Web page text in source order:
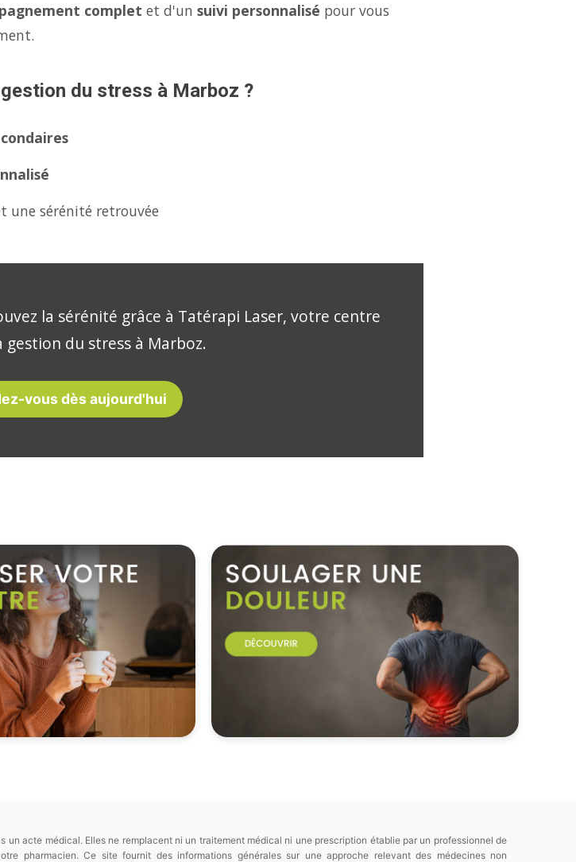
complet et d'un suivi personnalisé pour vous
du stress à Marboz ?
une sérénité retrouvée
la sérénité grâce à Tatérapi Laser, votre centre
gestion du stress à Marboz.
vous dès aujourd'hui
acte médical. Elles ne remplacent ni un traitement médical ni une prescription établie par un professionnel de
pharmacien. Ce site fournit des informations générales sur une approche relevant des médecines non